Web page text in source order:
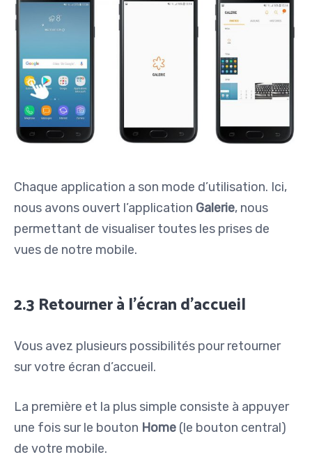
Chaque application a son mode d’utilisation. Ici,
nous avons ouvert l’application Galerie, nous
permettant de visualiser toutes les prises de
vues de notre mobile.
2.3 Retourner à l’écran d’accueil
Vous avez plusieurs possibilités pour retourner
sur votre écran d’accueil.
La première et la plus simple consiste à appuyer
une fois sur le bouton Home (le bouton central)
de votre mobile.